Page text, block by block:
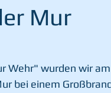
Mur
Wehr" wurden wir
bei einem